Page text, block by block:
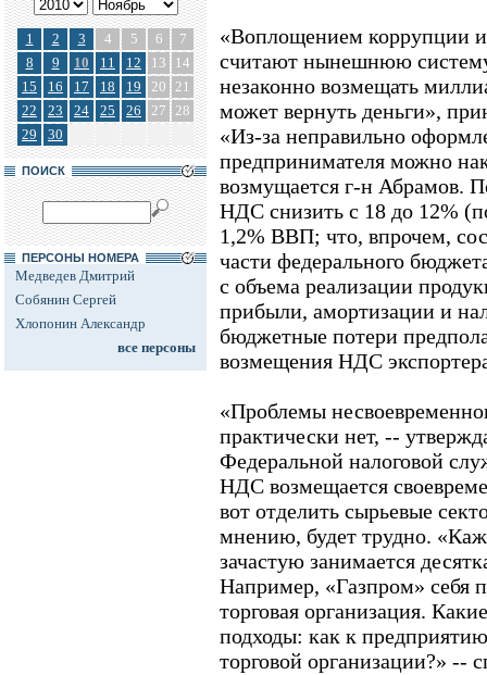
1 2 3 4 5 6
7
8
9 10 11 12 13
14
15
16 17 18 19 20 21
22
23 24 25 26 27 28
29
30
ПОИСК
ПЕРСОНЫ НОМЕРА
Медведев Дмитрий
Собянин Сергей
Хлопонин Александр
все персоны
«Воплощением коррупции
считают нынешнюю
незаконно возмещать
может вернуть деньги»,
«Из-за неправильно
предпринимателя можно
возмущается г-н Абрамов.
НДС снизить с 18 до 12%
1,2% ВВП; что, впрочем,
части федерального
с объема реализации
прибыли, амортизации и
бюджетные потери
возмещения НДС
«Проблемы
практически нет, --
Федеральной налоговой
НДС возмещается
вот отделить сырьевые
мнению, будет трудно.
зачастую занимается
Например, «Газпром» себя
торговая организация.
подходы: как к
торговой организации?» --